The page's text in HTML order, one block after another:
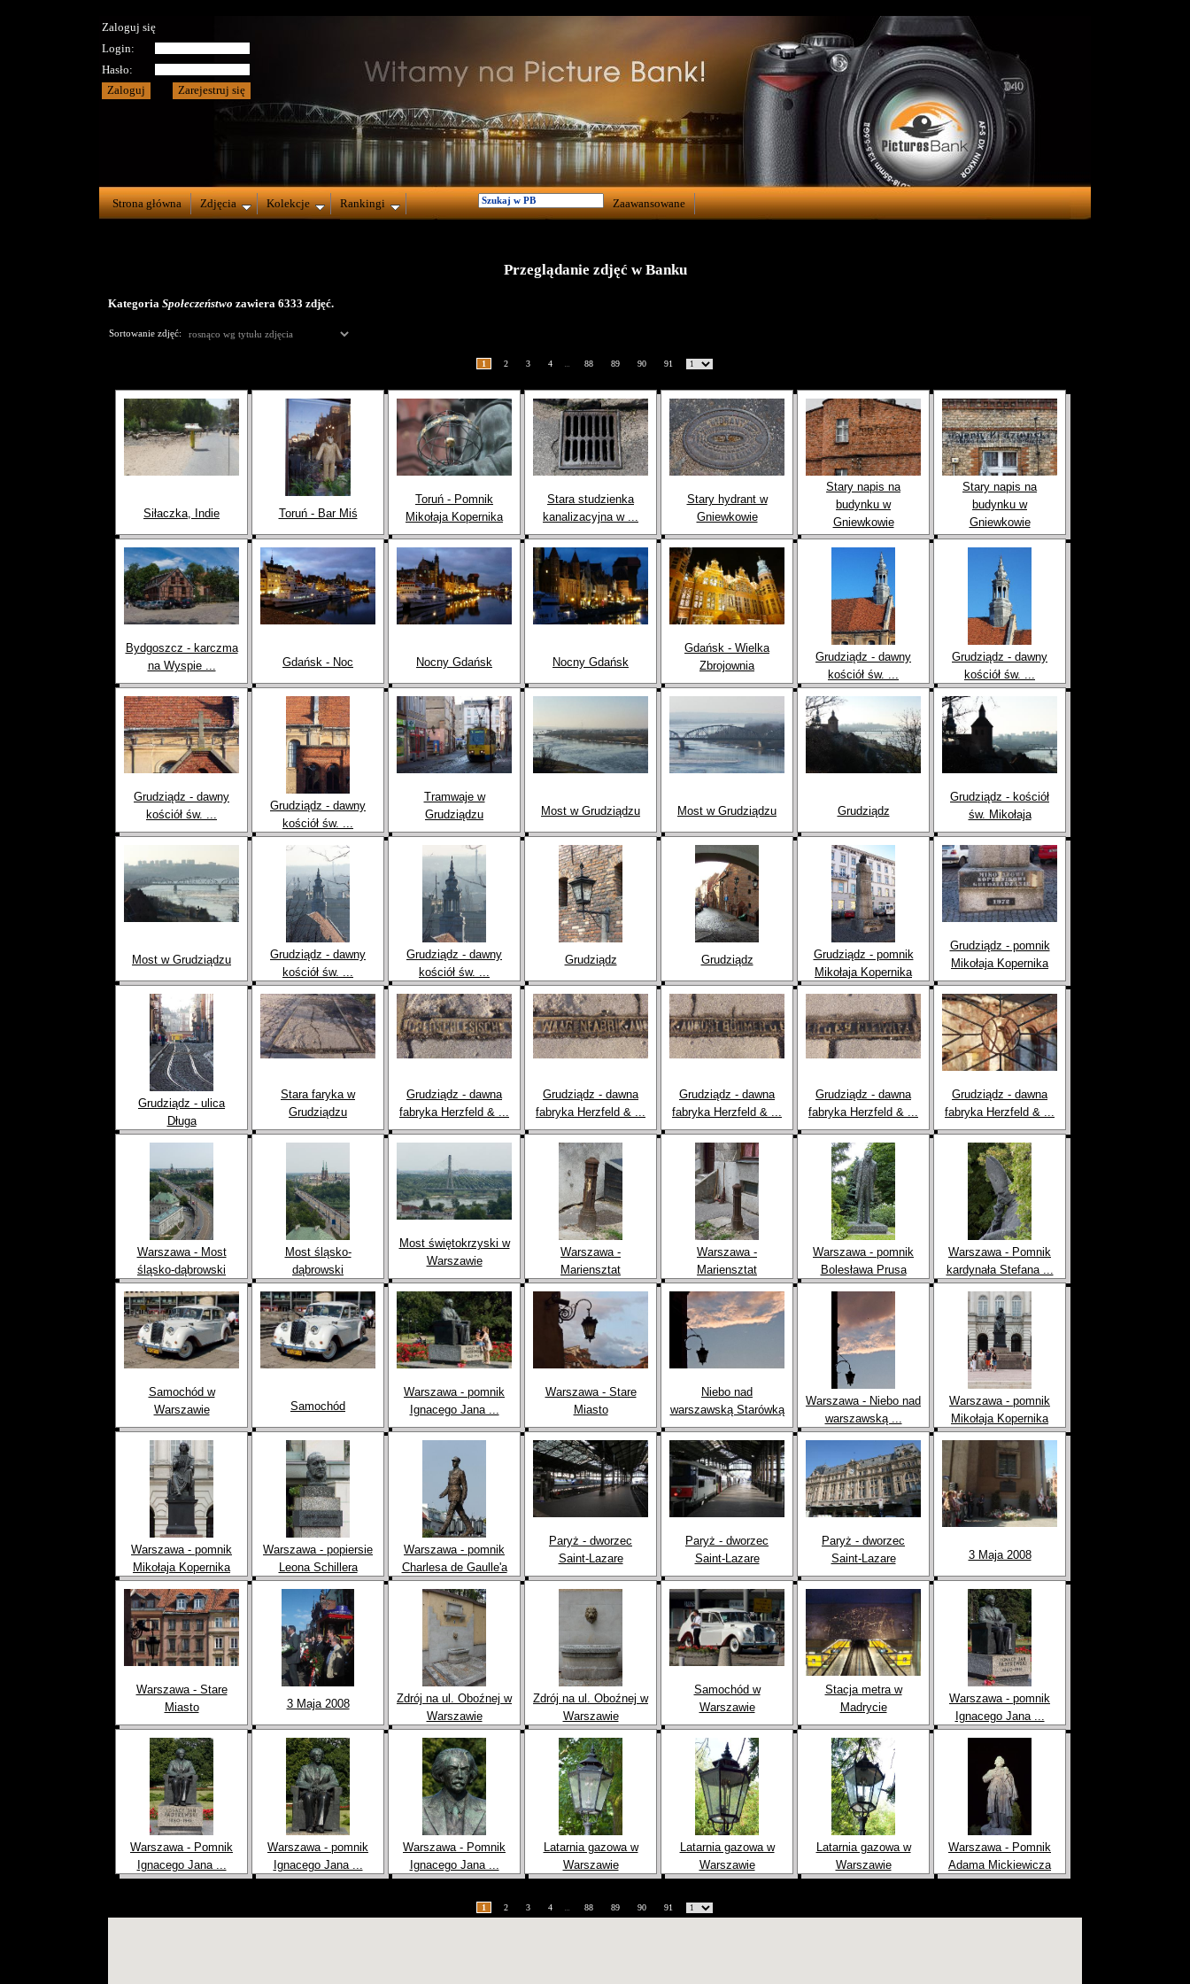
Zaloguj się
Login:
Hasło:
Strona główna Zdjęcia Kolekcje Rankingi Zaawansowane
Przeglądanie zdjęć w Banku
Kategoria Społeczeństwo zawiera 6333 zdjęć.
Sortowanie zdjęć:
1 2 3 4 ... 88 89 90 91
Siłaczka, Indie Toruń - Bar Miś
Toruń - Pomnik
Mikołaja Kopernika
Stara studzienka
kanalizacyjna w ...
Stary hydrant w
Gniewkowie
Stary napis na
budynku w
Gniewkowie
Stary napis na
budynku w
Gniewkowie
Bydgoszcz - karczma
na Wyspie ...
Gdańsk - Noc Nocny Gdańsk Nocny Gdańsk
Gdańsk - Wielka
Zbrojownia
Grudziądz - dawny
kościół św. ...
Grudziądz - dawny
kościół św. ...
Grudziądz - dawny
kościół św. ...
Grudziądz - dawny
kościół św. ...
Tramwaje w
Grudziądzu
Most w Grudziądzu Most w Grudziądzu Grudziądz
Grudziądz - kościół
św. Mikołaja
Most w Grudziądzu
Grudziądz - dawny
kościół św. ...
Grudziądz - dawny
kościół św. ...
Grudziądz Grudziądz
Grudziądz - pomnik
Mikołaja Kopernika
Grudziądz - pomnik
Mikołaja Kopernika
Grudziądz - ulica
Długa
Stara faryka w
Grudziądzu
Grudziądz - dawna
fabryka Herzfeld & ...
Grudziądz - dawna
fabryka Herzfeld & ...
Grudziądz - dawna
fabryka Herzfeld & ...
Grudziądz - dawna
fabryka Herzfeld & ...
Grudziądz - dawna
fabryka Herzfeld & ...
Warszawa - Most
śląsko-dąbrowski
Most śląsko-
dąbrowski
Most świętokrzyski w
Warszawie
Warszawa -
Mariensztat
Warszawa -
Mariensztat
Warszawa - pomnik
Bolesława Prusa
Warszawa - Pomnik
kardynała Stefana ...
Samochód w
Warszawie
Samochód
Warszawa - pomnik
Ignacego Jana ...
Warszawa - Stare
Miasto
Niebo nad
warszawską Starówką
Warszawa - Niebo nad
warszawską ...
Warszawa - pomnik
Mikołaja Kopernika
Warszawa - pomnik
Mikołaja Kopernika
Warszawa - popiersie
Leona Schillera
Warszawa - pomnik
Charlesa de Gaulle'a
Paryż - dworzec
Saint-Lazare
Paryż - dworzec
Saint-Lazare
Paryż - dworzec
Saint-Lazare
3 Maja 2008
Warszawa - Stare
Miasto
3 Maja 2008
Zdrój na ul. Oboźnej w
Warszawie
Zdrój na ul. Oboźnej w
Warszawie
Samochód w
Warszawie
Stacja metra w
Madrycie
Warszawa - pomnik
Ignacego Jana ...
Warszawa - Pomnik
Ignacego Jana ...
Warszawa - pomnik
Ignacego Jana ...
Warszawa - Pomnik
Ignacego Jana ...
Latarnia gazowa w
Warszawie
Latarnia gazowa w
Warszawie
Latarnia gazowa w
Warszawie
Warszawa - Pomnik
Adama Mickiewicza
1 2 3 4 ... 88 89 90 91